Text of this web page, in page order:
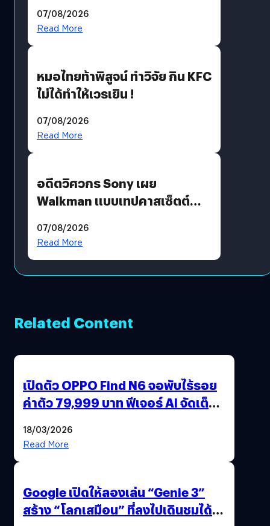
07/08/2026
Read More
หมอไทยท้าพิสูจน์ ทำวิจัย กิน KFC
ไม่ได้ทำให้เวรเยิน !
07/08/2026
Read More
อดีตวิศวกร Sony เผย
Walkman แบบเทปคาสเซ็ตต์
07/08/2026
Read More
Related Content
เปิดตัว OPPO Find N6 จอพับไร้รอย
ค่าตัว 79,999 บาท ฟีเจอร์ AI จัดเต็ม
18/03/2026
Read More
Google เปิดให้ลองเล่น “Genie 3”
สร้าง “โลกเสมือน” ที่ลงไปเดินชมได้